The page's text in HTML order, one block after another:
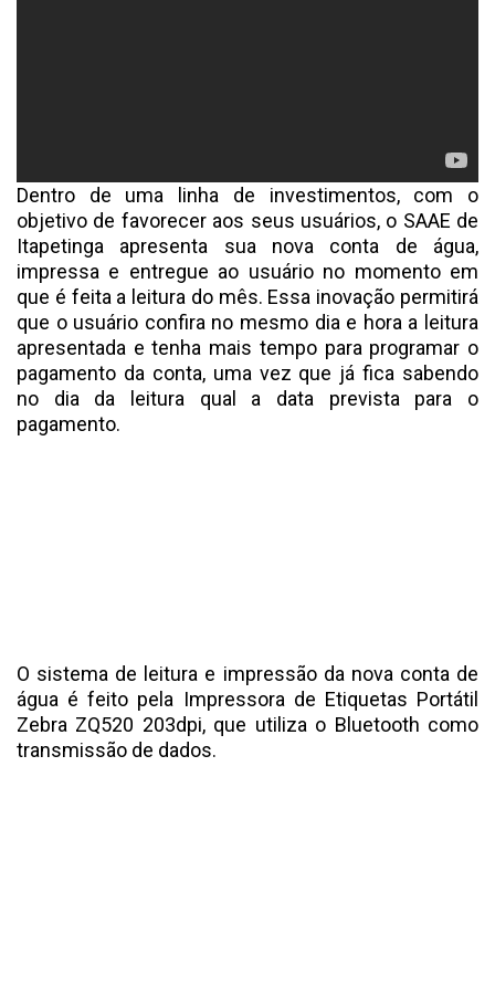
Dentro de uma linha de investimentos, com o
objetivo de favorecer aos seus usuários, o SAAE de
Itapetinga apresenta sua nova conta de água,
impressa e entregue ao usuário no momento em
que é feita a leitura do mês. Essa inovação permitirá
que o usuário confira no mesmo dia e hora a leitura
apresentada e tenha mais tempo para programar o
pagamento da conta, uma vez que já fica sabendo
no dia da leitura qual a data prevista para o
pagamento.
O sistema de leitura e impressão da nova conta de
água é feito pela Impressora de Etiquetas Portátil
Zebra ZQ520 203dpi, que utiliza o Bluetooth como
transmissão de dados.